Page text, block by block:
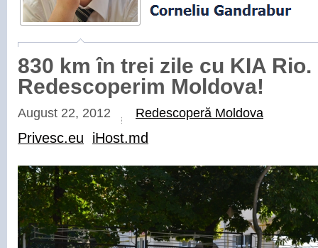
830 km în trei zile cu KIA Rio.
Redescoperim Moldova!
August 22, 2012 Redescoperă Moldova
Privesc.eu iHost.md